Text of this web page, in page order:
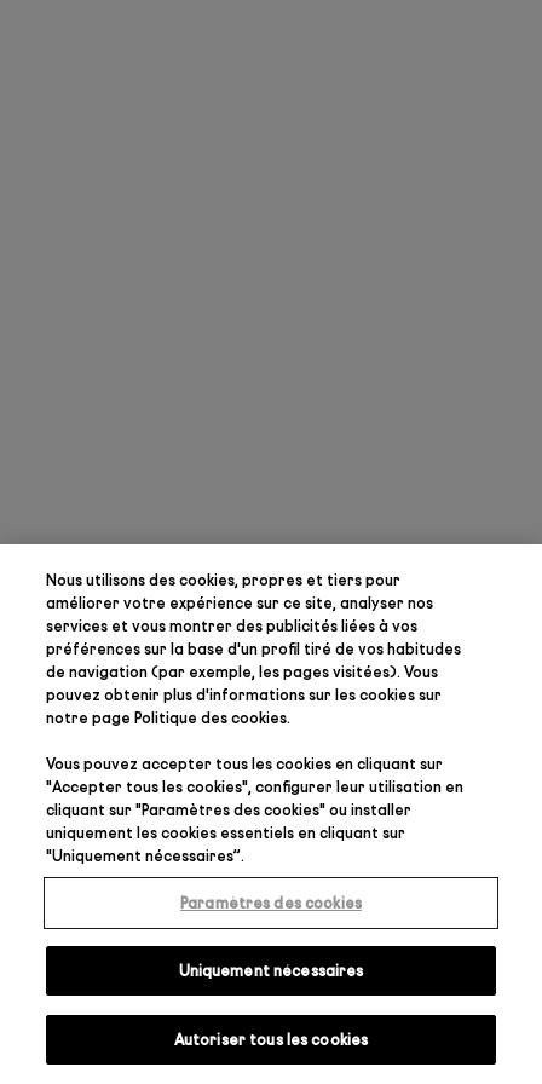
Nous utilisons des cookies, propres et tiers pour
améliorer votre expérience sur ce site, analyser nos
services et vous montrer des publicités liées à vos
préférencessur la base d'un profil tiré de vos habitudes
de navigation (par exemple, les pages visitées). Vous
pouvez obtenir plus d'informations sur les cookies sur
notre pagePolitique des cookies.
Vous pouvez accepter tous les cookies en cliquant sur
"Accepter tous les cookies", configurer leur utilisation en
cliquant sur "Paramètres des cookies" ou installer
uniquement les cookies essentiels en cliquant sur
"Uniquement nécessaires”.
Paramètres des cookies
Uniquement nécessaires
Autoriser tous les cookies